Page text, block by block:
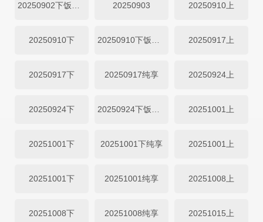
20250903 20250910上
20250910下 20250917上
20250917下 20250917纯享 20250924上
20250924下 20251001上
20251001下 20251001下纯享 20251001上
20251001下 20251001纯享 20251008上
20251008下 20251008纯享 20251015上